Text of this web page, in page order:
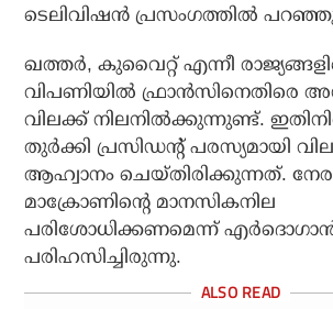
ടെലിവിഷന്‍ പ്രസംഗത്തില്‍
ഖത്തര്‍, കുവൈറ്റ് എന്നീ
വിപണിയില്‍ ഫ്രാന്‍സിനെതിരെ
വിലക്ക് നിലനില്‍ക്കുന്നുണ്ട്.
തുര്‍ക്കി പ്രസിഡന്റ് പരസ്യമായി
ആഹ്വാനം ചെയ്തിരിക്കുന്നത്.
മാക്രോണിന്റെ മാനസികനില
പരിശോധിക്കണമെന്ന്
പരിഹസിച്ചിരുന്നു.